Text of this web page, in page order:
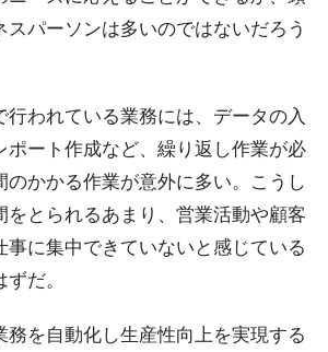
スパーソンは多いのではないだろう
行われている業務には、データの入
ポート作成など、繰り返し作業が必
のかかる作業が意外に多い。こうし
をとられるあまり、営業活動や顧客
事に集中できていないと感じている
だ。
務を自動化し生産性向上を実現する